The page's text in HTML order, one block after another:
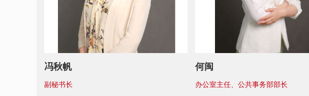
冯秋帆
副秘书长
何闽
办公室主任、公共事务部部长